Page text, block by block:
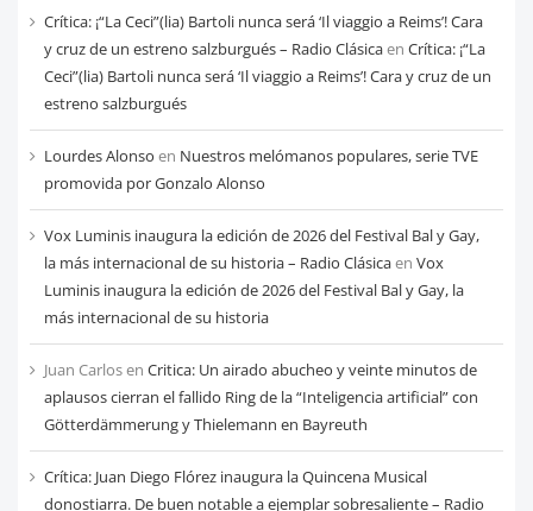
cada
mes
Crítica: ¡“La Ceci”(lia) Bartoli nunca será ‘Il viaggio a Reims’! Cara
y cruz de un estreno salzburgués – Radio Clásicaen Crítica: ¡“La
Ceci”(lia) Bartoli nunca será ‘Il viaggio a Reims’! Cara y cruz de un
estreno salzburgués
Lourdes Alonso en Nuestros melómanos populares, serie TVE
promovida por Gonzalo Alonso
Vox Luminis inaugura la edición de 2026 del Festival Bal y Gay,
la más internacional de su historia – Radio Clásicaen Vox
Luminis inaugura la edición de 2026 del Festival Bal y Gay, la
más internacional de su historia
Juan Carlosen Critica: Un airado abucheo y veinte minutos de
aplausos cierran el fallido Ring de la “Inteligencia artificial” con
Götterdämmerung y Thielemann en Bayreuth
Crítica: Juan Diego Flórez inaugura la Quincena Musical
donostiarra. De buen notable a ejemplar sobresaliente – Radio